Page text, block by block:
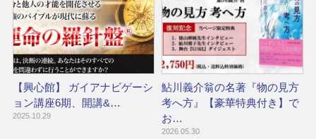
【興心館】 ガイアナビゲーシ
ョン講座6期、開講&…
2025.10.29
鮎川義介翁の名著『物の見方
考へ方』【豪華特典付き】で
お…
2026.05.30